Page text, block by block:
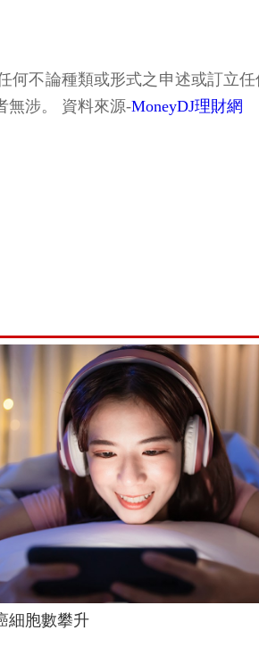
不論種類或形式之申述或訂立
無涉。 資料來源-MoneyDJ理財網
細胞數攀升